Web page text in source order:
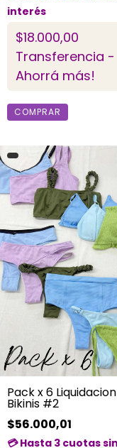
$18.000,00
Transferencia -
Ahorrá más!
COMPRAR
Pack x 6 Liquidacion
Bikinis #2
$56.000,01